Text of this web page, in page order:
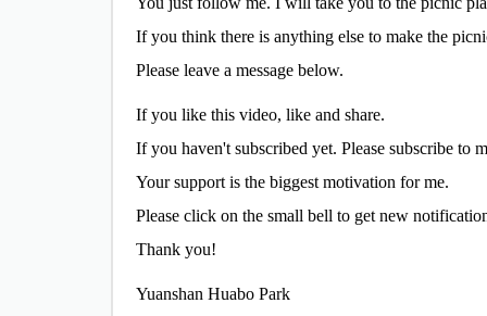
If you think there is anything else to make the
Please leave a message below.
If you like this video, like and share.
If you haven't subscribed yet. Please subscribe to
Your support is the biggest motivation for me.
Please click on the small bell to get new
Thank you!
Yuanshan Huabo Park